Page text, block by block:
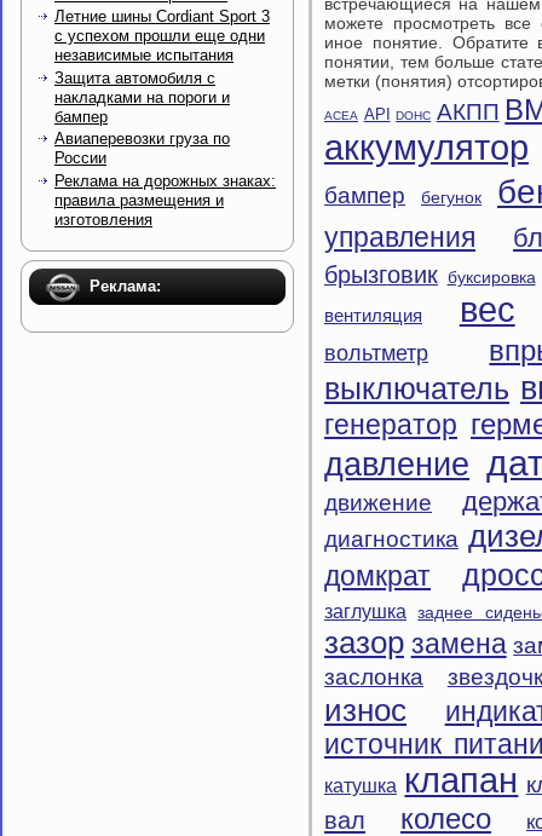
Летние шины Cordiant Sport 3
с успехом прошли еще одни
независимые испытания
Защита автомобиля с
накладками на пороги и
бампер
Авиаперевозки груза по
России
Реклама на дорожных знаках:
правила размещения и
изготовления
Реклама:
можете просмотреть все
иное понятие.
понятии, тем больше
метки (понятия)
ACEA API DOHC АКПП
аккумулятор
бампер бегунок
управления
брызговик буксировка
вентиляция вес
вольтметр
выключатель
генератор
давление
движение
диагностика
домкрат
заглушка заднее
зазор замена
заслонка
износ
источник
катушка клапан
вал колесо